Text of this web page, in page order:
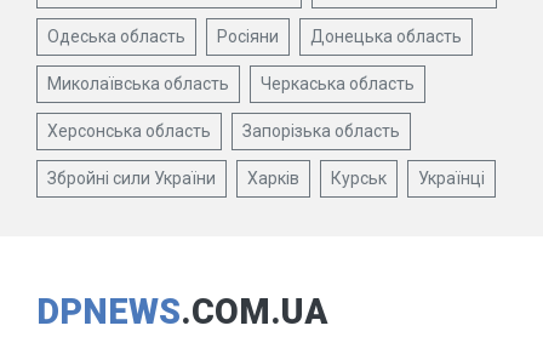
Одеська область Росіяни Донецька область
Миколаївська область Черкаська область
Херсонська область Запорізька область
Збройні сили України Харків Курськ Українці
DPNEWS.COM.UA